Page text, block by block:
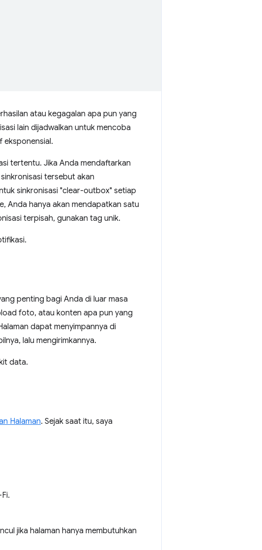
atau kegagalan apa pun yang
lain dijadwalkan untuk mencoba
eksponensial.
tertentu. Jika Anda mendaftarkan
tersebut akan
sinkronisasi "clear-outbox" setiap
Anda hanya akan mendapatkan satu
terpisah, gunakan tag unik.
penting bagi Anda di luar masa
foto, atau konten apa pun yang
dapat menyimpannya di
lalu mengirimkannya.
data.
Halaman. Sejak saat itu, saya
jika halaman hanya membutuhkan